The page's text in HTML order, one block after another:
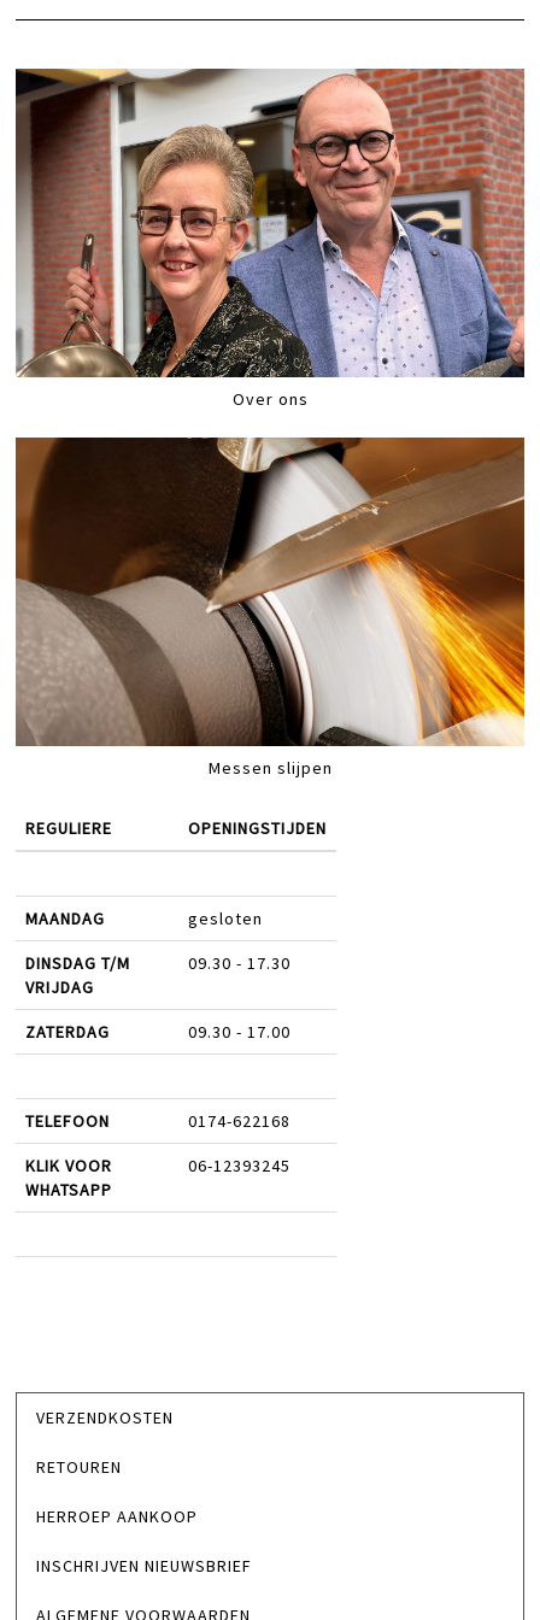
Over ons
Messen slijpen
REGULIERE OPENINGSTIJDEN
MAANDAG gesloten
DINSDAG T/M
VRIJDAG
09.30 - 17.30
ZATERDAG 09.30 - 17.00
TELEFOON 0174-622168
KLIK VOOR
WHATSAPP
06-12393245
VERZENDKOSTEN
RETOUREN
HERROEP AANKOOP
INSCHRIJVEN NIEUWSBRIEF
ALGEMENE VOORWAARDEN